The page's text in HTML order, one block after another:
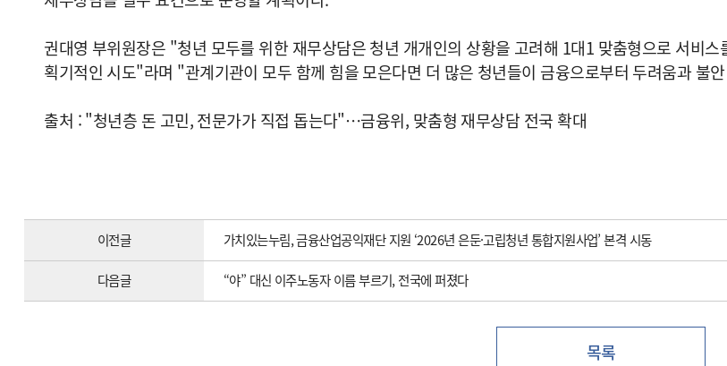
권대영 부위원장은 "청년 모두를 위한 재무상담은 청년 개개인의 상황을 고려해 1대1 맞춤형으로 서비
획기적인 시도"라며 "관계기관이 모두 함께 힘을 모은다면 더 많은 청년들이 금융으로부터 두려움과 불
출처 : "청년층 돈 고민, 전문가가 직접 돕는다"…금융위, 맞춤형 재무상담 전국 확대
이전글 가치있는누림, 금융산업공익재단 지원 ‘2026년 은둔·고립청년 통합지원사업’ 본격 시동
다음글 “야” 대신 이주노동자 이름 부르기, 전국에 퍼졌다
목록